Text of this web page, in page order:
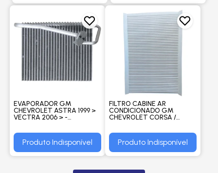
EVAPORADOR GM
CHEVROLET ASTRA 1999 >
VECTRA 2006 > -
Produto Indisponível
FILTRO CABINE AR
CONDICIONADO GM
CHEVROLET CORSA /
CALIBRA - DELPHI
Produto Indisponível